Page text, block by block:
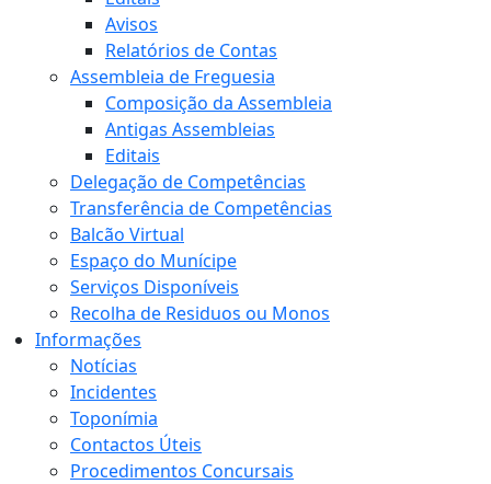
Avisos
Relatórios de Contas
Assembleia de Freguesia
Composição da Assembleia
Antigas Assembleias
Editais
Delegação de Competências
Transferência de Competências
Balcão Virtual
Espaço do Munícipe
Serviços Disponíveis
Recolha de Residuos ou Monos
Informações
Notícias
Incidentes
Toponímia
Contactos Úteis
Procedimentos Concursais